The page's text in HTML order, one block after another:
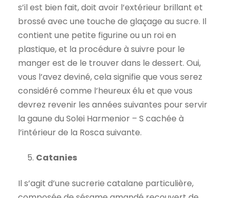
s’il est bien fait, doit avoir l’extérieur brillant et
brossé avec une touche de glaçage au sucre. Il
contient une petite figurine ou un roi en
plastique, et la procédure à suivre pour le
manger est de le trouver dans le dessert. Oui,
vous l’avez deviné, cela signifie que vous serez
considéré comme l’heureux élu et que vous
devrez revenir les années suivantes pour servir
la gaune du Solei Harmenior – S cachée à
l’intérieur de la Rosca suivante.
Catanies
Il s’agit d’une sucrerie catalane particulière,